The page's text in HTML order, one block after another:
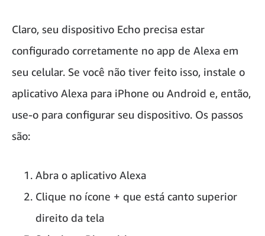
Claro, seu dispositivo Echo precisa estar
configurado corretamente no app de Alexa em
seu celular. Se você não tiver feito isso, instale o
aplicativo Alexa para iPhone ou Android e, então,
use-o para configurar seu dispositivo. Os passos
são:
Abra o aplicativo Alexa
Clique no ícone + que está canto superior
direito da tela